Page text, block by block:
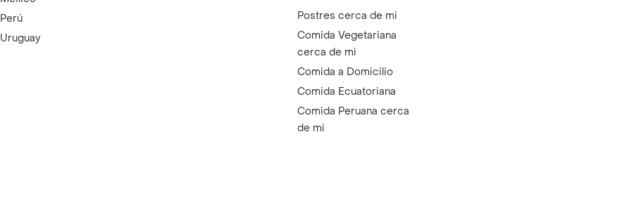
Perú
Uruguay
Postres cerca de mi
Comida Vegetariana
cerca de mi
Comida a Domicilio
Comida Ecuatoriana
Comida Peruana cerca
de mi